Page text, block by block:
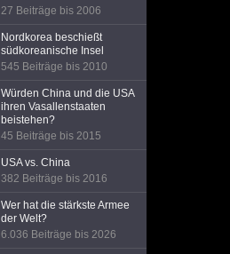
27 Beiträge bis 2006
Nordkorea beschießt
südkoreanische Insel
545 Beiträge bis 2010
Würden China und die USA
ihren Vasallenstaaten
beistehen?
45 Beiträge bis 2015
USA vs. China
382 Beiträge bis 2016
Wer hat die stärkste Armee
der Welt?
6.036 Beiträge bis 2026